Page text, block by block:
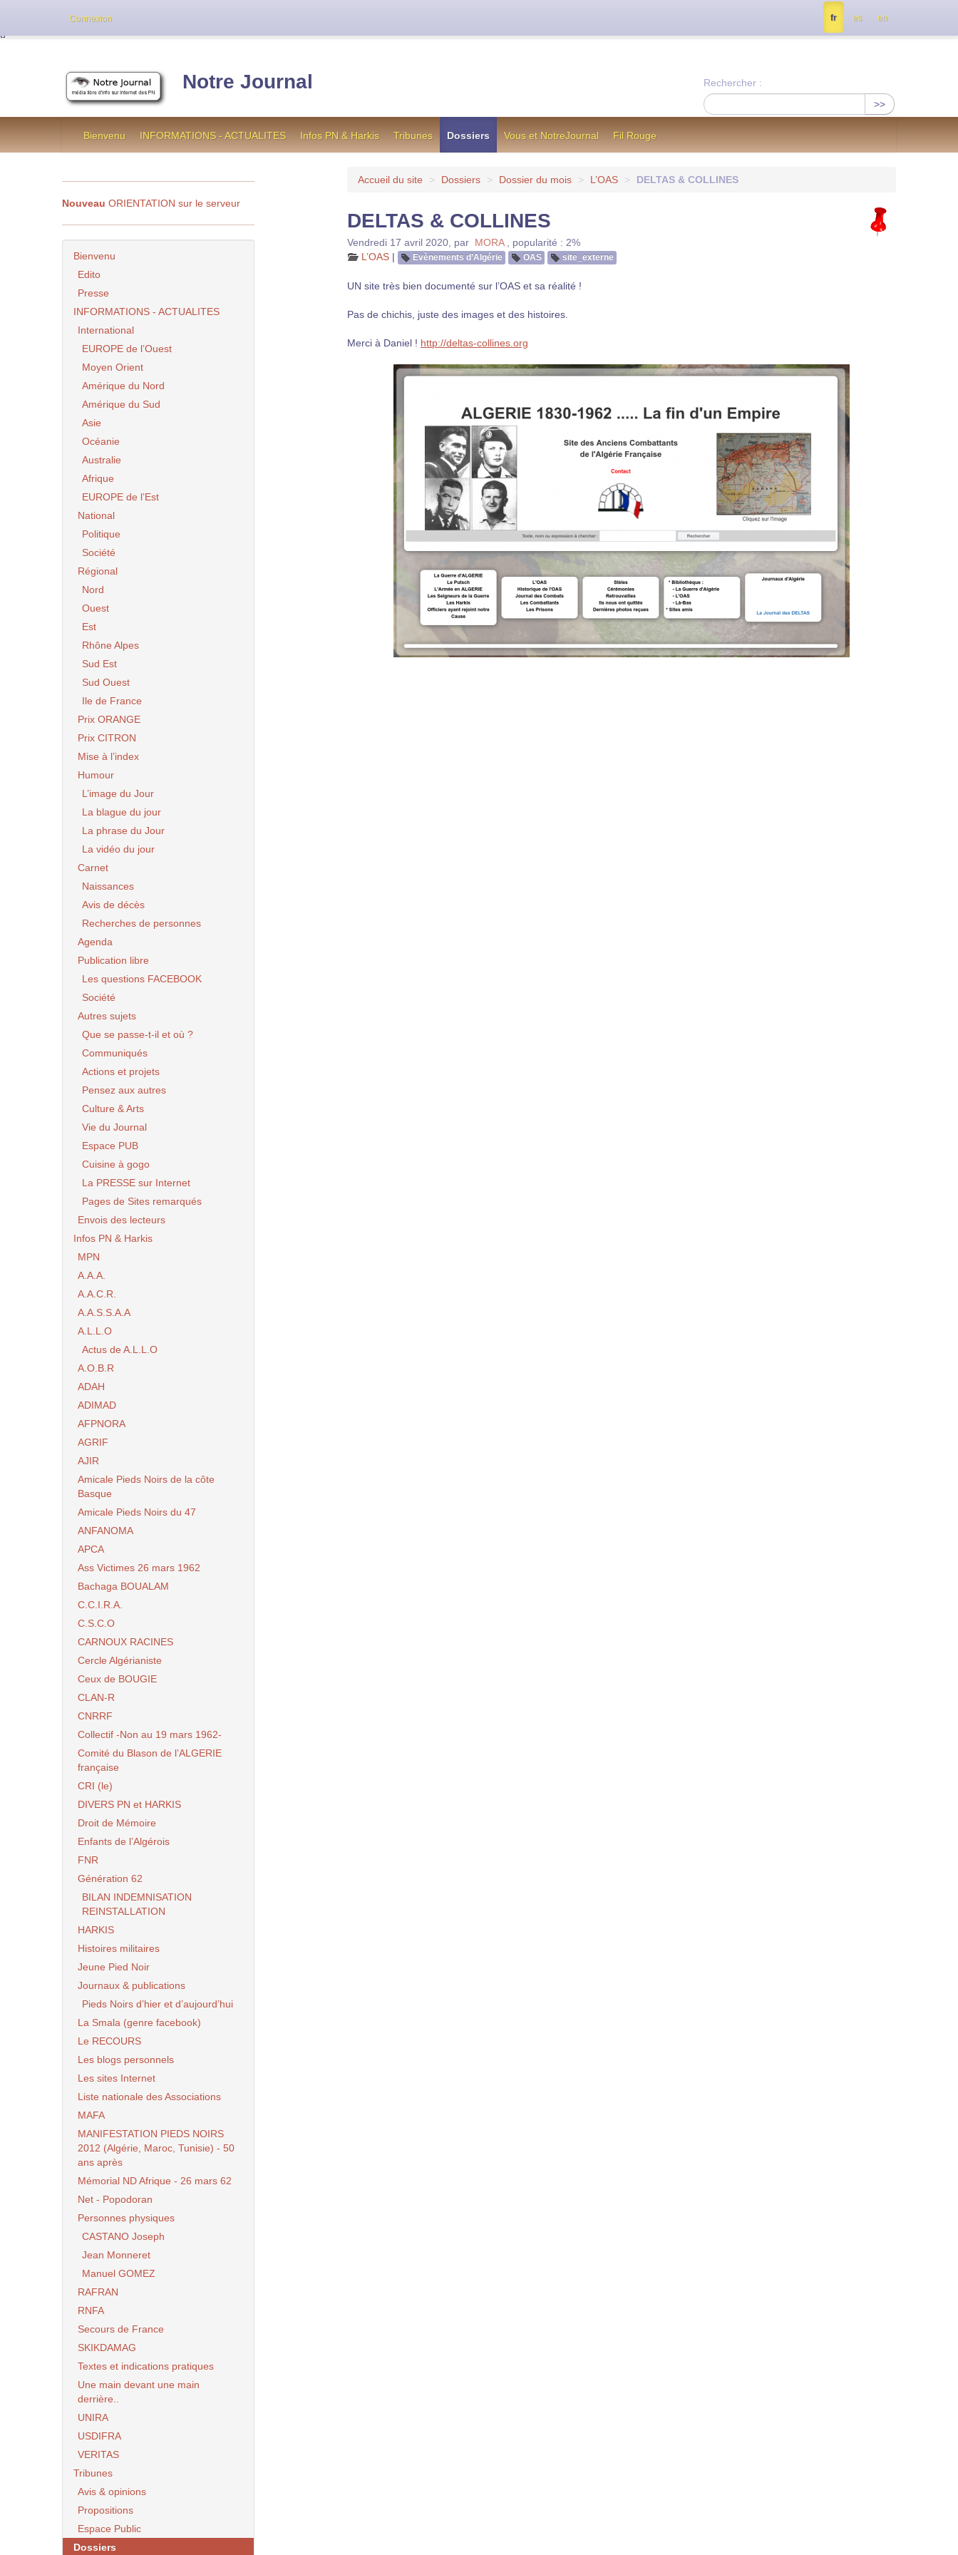
Notre Journal
Rechercher :
>>
Bienvenu INFORMATIONS - ACTUALITES Infos PN & Harkis Tribunes Dossiers Vous et NotreJournal Fil Rouge
Accueil du site > Dossiers > Dossier du mois > L’OAS > DELTAS & COLLINES
DELTAS & COLLINES
Vendredi 17 avril 2020 par MORA
popularité : 2%
L’OAS | Evènements d’Algérie OAS site_externe
UN site très bien documenté sur l’OAS et sa réalité !
Pas de chichis, juste des images et des histoires.
Merci à Daniel ! http://deltas-collines.org
Nouveau ORIENTATION sur le serveur
Bienvenu
Edito
Presse
INFORMATIONS - ACTUALITES
International
EUROPE de l’Ouest
Moyen Orient
Amérique du Nord
Amérique du Sud
Asie
Océanie
Australie
Afrique
EUROPE de l’Est
National
Politique
Société
Régional
Nord
Ouest
Est
Rhône Alpes
Sud Est
Sud Ouest
Ile de France
Prix ORANGE
Prix CITRON
Mise à l’index
Humour
L’image du Jour
La blague du jour
La phrase du Jour
La vidéo du jour
Carnet
Naissances
Avis de décès
Recherches de personnes
Agenda
Publication libre
Les questions FACEBOOK
Société
Autres sujets
Que se passe-t-il et où ?
Communiqués
Actions et projets
Pensez aux autres
Culture & Arts
Vie du Journal
Espace PUB
Cuisine à gogo
La PRESSE sur Internet
Pages de Sites remarqués
Envois des lecteurs
Infos PN & Harkis
MPN
A.A.A.
A.A.C.R.
A.A.S.S.A.A
A.L.L.O
Actus de A.L.L.O
A.O.B.R
ADAH
ADIMAD
AFPNORA
AGRIF
AJIR
Amicale Pieds Noirs de la côte
Basque
Amicale Pieds Noirs du 47
ANFANOMA
APCA
Ass Victimes 26 mars 1962
Bachaga BOUALAM
C.C.I.R.A.
C.S.C.O
CARNOUX RACINES
Cercle Algérianiste
Ceux de BOUGIE
CLAN-R
CNRRF
Collectif -Non au 19 mars 1962-
Comité du Blason de l’ALGERIE
française
CRI (le)
DIVERS PN et HARKIS
Droit de Mémoire
Enfants de l’Algérois
FNR
Génération 62
BILAN INDEMNISATION
REINSTALLATION
HARKIS
Histoires militaires
Jeune Pied Noir
Journaux & publications
Pieds Noirs d’hier et d’aujourd’hui
La Smala (genre facebook)
Le RECOURS
Les blogs personnels
Les sites Internet
Liste nationale des Associations
MAFA
MANIFESTATION PIEDS NOIRS
2012 (Algérie, Maroc, Tunisie) - 50
ans après
Mémorial ND Afrique - 26 mars 62
Net - Popodoran
Personnes physiques
CASTANO Joseph
Jean Monneret
Manuel GOMEZ
RAFRAN
RNFA
Secours de France
SKIKDAMAG
Textes et indications pratiques
Une main devant une main
derrière..
UNIRA
USDIFRA
VERITAS
Tribunes
Avis & opinions
Propositions
Espace Public
Dossiers
Connexion fr es en
Cette version de NotreJournal représente l’ancienne formule utilisée jusqu’en octobre 2012, en cas de difficultés, contactez nous à info@notrejournal.info !